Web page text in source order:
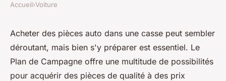
Casse auto plan de campagne :
conseils pour bien acheter
Théo •4 février 2025 •5 min de lecture
Accueil›Voiture
Acheter des pièces auto dans une casse peut sembler
déroutant, mais bien s'y préparer est essentiel. Le
Plan de Campagne offre une multitude de possibilités
pour acquérir des pièces de qualité à des prix